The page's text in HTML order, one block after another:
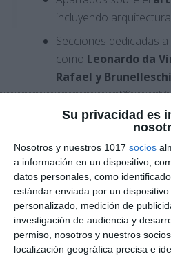
Su privacidad es
Nosotros y nuestros 1017 socios
a información en un dispositivo,
datos personales, como
estándar enviada por un
personalizado, medición de
investigación de audiencia y
permiso, nosotros y nuestros
localización geográfica precisa e
incluyendo
Secciones dedicadas
como Leonardo da
Rafael y Brunelleschi
avances científicos y
Organización visual
Visual Thinkingpara
comprensión y
históricos.
Cómo utilizar
material